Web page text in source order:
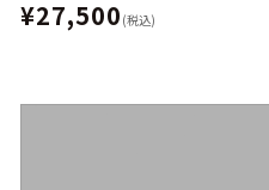
¥27,500 (税込)